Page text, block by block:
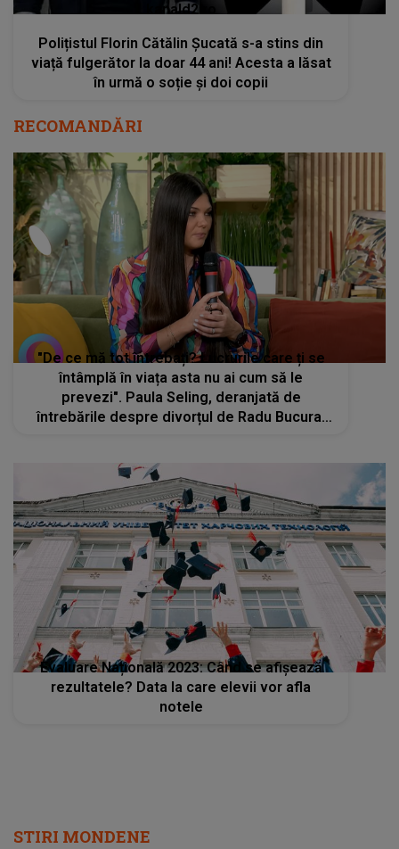
kanald2.ro
Polițistul Florin Cătălin Șucată s-a stins din
viață fulgerător la doar 44 ani! Acesta a lăsat
în urmă o soție și doi copii
RECOMANDĂRI
"De ce mă tot întrebați? Lucrurile care ți se
întâmplă în viața asta nu ai cum să le
prevezi". Paula Seling, deranjată de
întrebările despre divorțul de Radu Bucura.
Evaluare Națională 2023: Când se afișează
rezultatele? Data la care elevii vor afla
notele
STIRI MONDENE